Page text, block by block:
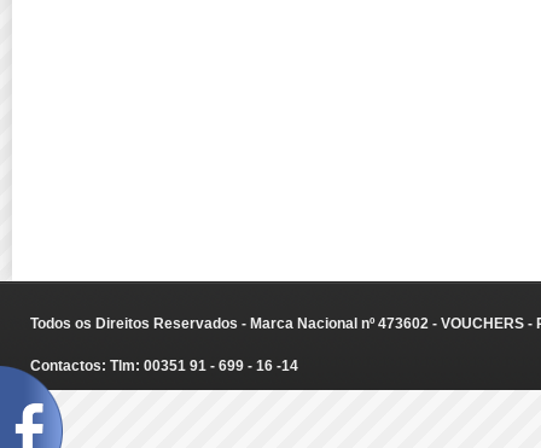
Todos os Direitos Reservados - Marca Nacional nº 473602 - VOUCHERS
Contactos: Tlm: 00351 91 - 699 - 16 -14